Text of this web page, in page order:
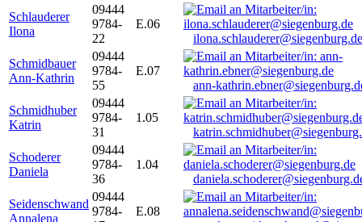
Schlauderer
Ilona
09444
9784-
22
E.06
ilona.schlauderer@siegenburg.de
Schmidbauer
Ann-Kathrin
09444
9784-
55
E.07
ann-
Schmidhuber
Katrin
09444
9784-
31
1.05
Schoderer
Daniela
09444
9784-
36
1.04
Seidenschwand
Annalena
09444
9784-
E.08